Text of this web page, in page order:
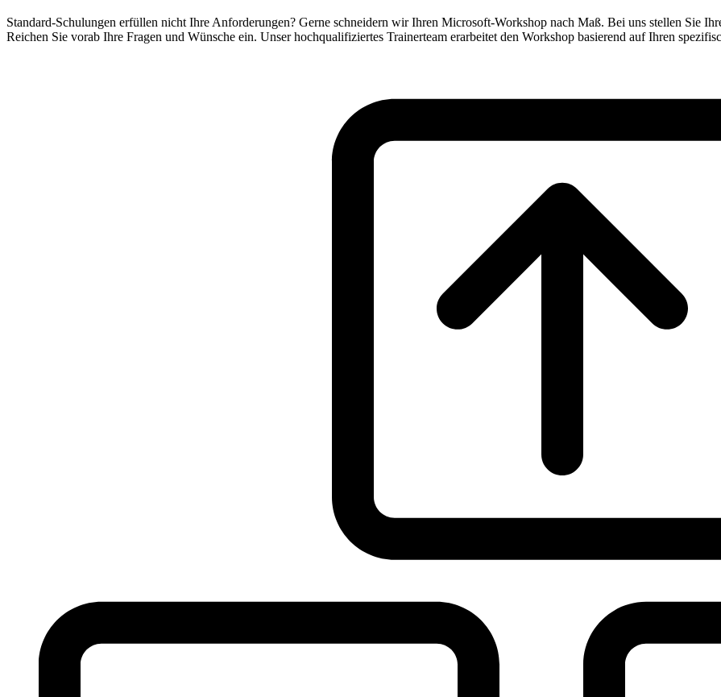
Standard-Schulungen erfüllen nicht Ihre Anforderungen? Gerne schneidern wir Ihren Microsoft-Workshop nach Maß. Bei uns stellen Sie
Reichen Sie vorab Ihre Fragen und Wünsche ein. Unser hochqualifiziertes Trainerteam erarbeitet den Workshop basierend auf Ihren